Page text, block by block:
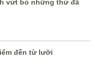
vứt bỏ những thứ đã
đến từ lưỡi